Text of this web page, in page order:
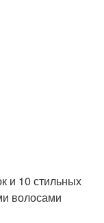
и 10 стильных
волосами